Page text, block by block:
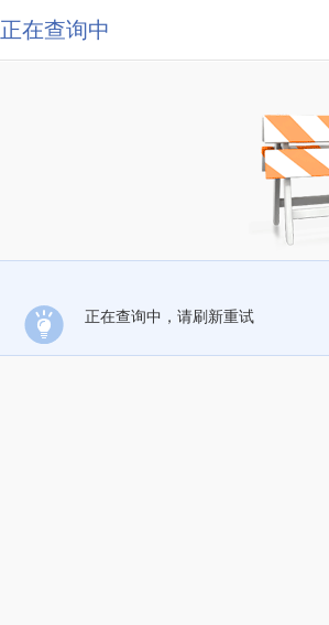
正在查询中
正在查询中，请刷新重试